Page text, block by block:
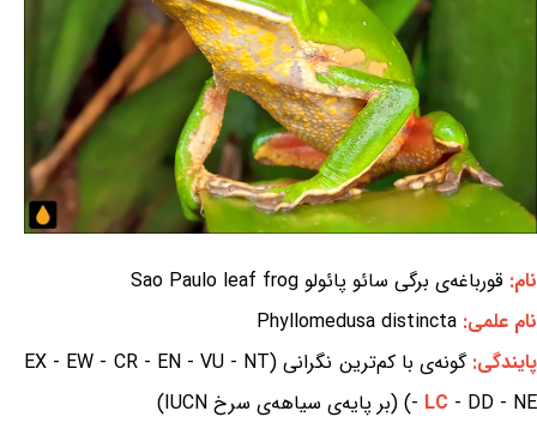
نام: قورباغه‌ی برگی سائو پائولو Sao Paulo leaf frog
نام علمی: Phyllomedusa distincta
پایندگی:
گونه‌ی با کم‌ترین نگرانی (EX - EW - CR - EN - VU - NT
- LC - DD - NE) (بر پایه‌ی سیاهه‌ی سرخ IUCN)